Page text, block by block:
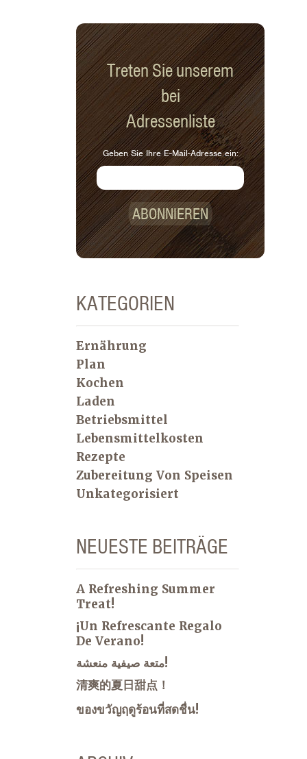
Treten Sie unserem
bei
Adressenliste
Geben Sie Ihre E-Mail-Adresse ein:
ABONNIEREN
KATEGORIEN
Ernährung
Plan
Kochen
Laden
Betriebsmittel
Lebensmittelkosten
Rezepte
Zubereitung Von Speisen
Unkategorisiert
NEUESTE BEITRÄGE
A Refreshing Summer
Treat!
¡Un Refrescante Regalo
De Verano!
متعة صيفية منعشة!
清爽的夏日甜点！
ของขวัญฤดูร้อนที่สดชื่น!